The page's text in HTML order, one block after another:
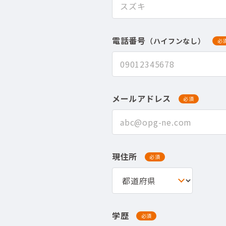
電話番号 （ハイフンなし） 必
メールアドレス 必須
現住所 必須
学歴 必須